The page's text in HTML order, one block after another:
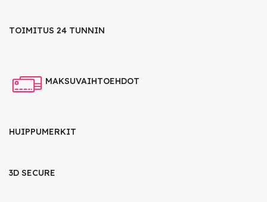
TOIMITUS 24 TUNNIN
MAKSUVAIHTOEHDOT
HUIPPUMERKIT
3D SECURE